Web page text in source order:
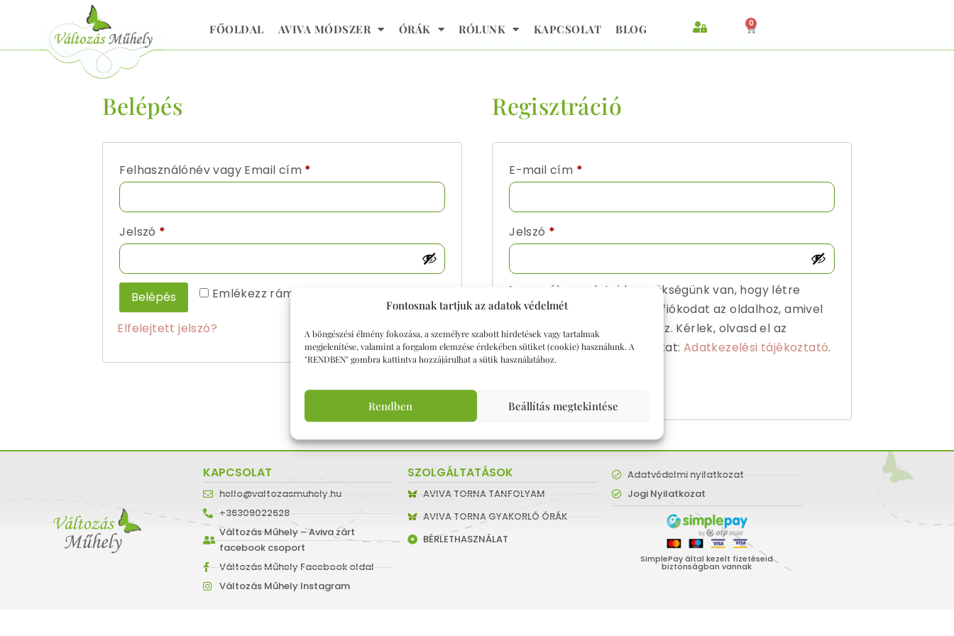
Fontosnak tartjuk az adatok védelmét
A böngészési élmény fokozása, a személyre szabott hirdetések vagy tartalmak
megjelenítése, valamint a forgalom elemzése érdekében sütiket (cookie) használunk. A
"RENDBEN" gombra kattintva hozzájárulhat a sütik használatához.
Rendben Beállítás megtekintése
FŐOLDAL AVIVA MÓDSZER ÓRÁK RÓLUNK KAPCSOLAT BLOG 0
Belépés
Felhasználónév vagy Email cím *
Jelszó *
Emlékezz rám
Belépés
Elfelejtett jelszó?
Regisztráció
E-mail cím *
Jelszó *
A személyes adataidra szükségünk van, hogy létre
tudjuk hozni a felhasználói fiókodat az oldalhoz, amivel
hozzáférsz a rendelésedhez. Kérlek, olvasd el az
adatvédelmi játékoztatónkat: Adatkezelési tájékoztató.
KAPCSOLAT
hello@valtozasmuhely.hu
+36309022628
Változás Műhely – Aviva zárt
facebook csoport
Változás Műhely Facebook oldal
Változás Műhely Instagram
SZOLGÁLTATÁSOK
AVIVA TORNA TANFOLYAM
AVIVA TORNA GYAKORLÓ ÓRÁK
BÉRLETHASZNÁLAT
Adatvédelmi nyilatkozat
Jogi Nyilatkozat
SimplePay által kezelt fizetéseid
biztonságban vannak